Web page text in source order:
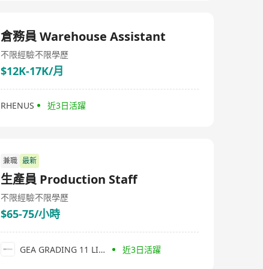
倉務員 Warehouse Assistant
不限經驗不限學歷
$12K-17K/月
RHENUS 近3日活躍
兼職 最新
生產員 Production Staff
不限經驗不限學歷
$65-75/小時
GEA GRADING 11 LIMITED 近3日活躍